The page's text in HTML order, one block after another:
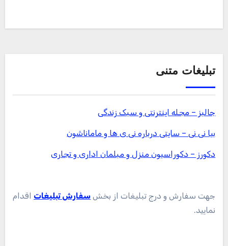
تبلیغات متنی
جالبز – مجله اینترنتی و سبک زندگی
بیا نی نی – سایتی درباره نی ی ها و ماماناشون
دکورز – دکوراسیون منزل و مبلمان اداری و تجاری
جهت سفارش و درج تبلیغات از بخش سفارش تبلیغات اقدام
نمایید.